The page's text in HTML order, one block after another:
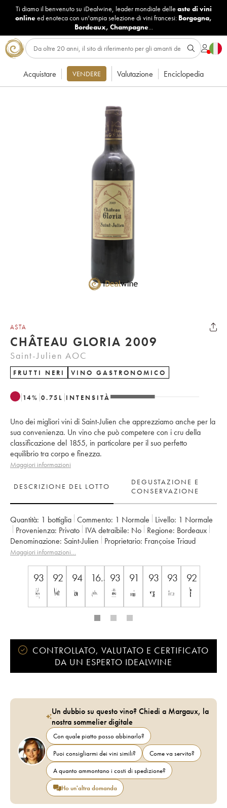
Ti diamo il benvenuto su iDealwine, leader mondiale delle aste di vini
onlineed enoteca con un'ampia selezione di vini francesi: Borgogna,
Bordeaux, Champagne...
Acquistare VENDERE Valutazione Enciclopedia
ASTA
CHÂTEAU GLORIA 2009
Saint-Julien AOC
FRUTTI NERI VINO GASTRONOMICO
14% 0.75 L INTENSITÀ
Uno dei migliori vini di Saint-Julien che apprezziamo anche per la
sua convenienza. Un vino che può competere con i cru della
classificazione del 1855, in particolare per il suo perfetto
equilibrio tra corpo e finezza.
Maggiori informazioni
DESCRIZIONE DEL LOTTO
DEGUSTAZIONE E
CONSERVAZIONE
Quantità: 1 bottiglia Commento: 1 Normale Livello: 1 Normale
Provenienza:
privato IVA detraibile: no Regione:
Bordeaux
Denominazione:
Saint-Julien Proprietario: Françoise Triaud
Maggiori informazioni…
93 92 94 16.5 93 91 93 93 92
CONTROLLATO, VALUTATO E CERTIFICATO
DA UN ESPERTO IDEALWINE
Un dubbio su questo vino? Chiedi a Margaux, la
nostra sommelier digitale
Con quale piatto posso abbinarlo?
Puoi consigliarmi dei vini simili?
Come va servito?
A quanto ammontano i costi di spedizione?
Ho un'altra domanda